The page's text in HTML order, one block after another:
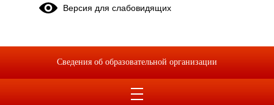
мастерская. В мире профессий.
Проектная деятельность.rar(скачать)
Версия для слабовидящих
Сведения об образовательной организации